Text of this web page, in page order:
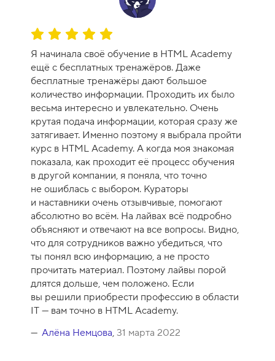
9
О
е
н
к
а
к
у
р
с
а
-
1
0
Я начинала своё обучение в HTML Academy
ещё с бесплатных тренажёров. Даже
бесплатные тренажёры дают большое
количество информации. Проходить их было
весьма интересно и увлекательно. Очень
крутая подача информации, которая сразу же
затягивает. Именно поэтому я выбрала пройти
курс в HTML Academy. А когда моя знакомая
показала, как проходит её процесс обучения
в другой компании, я поняла, что точно
не ошиблась с выбором. Кураторы
и наставники очень отзывчивые, помогают
абсолютно во всём. На лайвах всё подробно
объясняют и отвечают на все вопросы. Видно,
что для сотрудников важно убедиться, что
ты понял всю информацию, а не просто
прочитать материал. Поэтому лайвы порой
длятся дольше, чем положено. Если
вы решили приобрести профессию в области
IT — вам точно в HTML Academy.
Алёна Немцова, 31 марта 2022